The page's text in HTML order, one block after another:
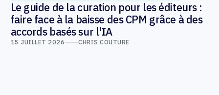
Le guide de la curation pour les éditeurs :
faire face à la baisse des CPM grâce à des
accords basés sur l'IA
15 JUILLET 2026 CHRIS COUTURE